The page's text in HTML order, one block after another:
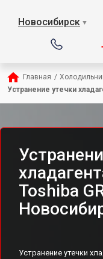
Новосибирск ▼
Главная /
Устранение утечки
Toshiba
Устранение утечки